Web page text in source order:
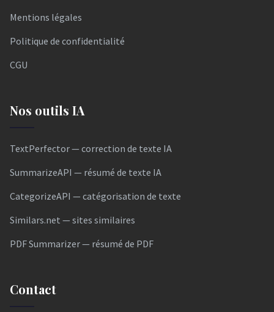
Mentions légales
Politique de confidentialité
CGU
Nos outils IA
TextPerfector — correction de texte IA
SummarizeAPI — résumé de texte IA
CategorizeAPI — catégorisation de texte
Similars.net — sites similaires
PDF Summarizer — résumé de PDF
Contact